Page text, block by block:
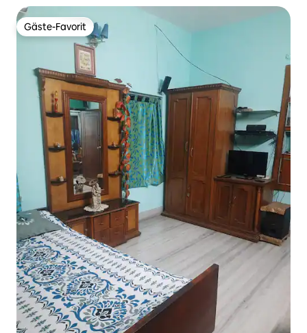
Gäste-Favorit
Gäste-Favorit